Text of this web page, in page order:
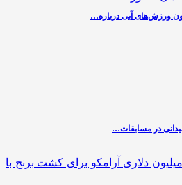
ورزش‌های آبی درباره…